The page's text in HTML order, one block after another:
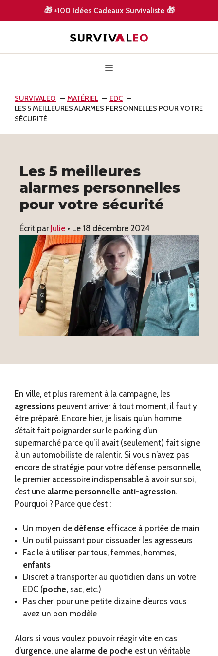
🎁+100 Idées Cadeaux Survivaliste 🎁
Menu
SURVIVALEO MATÉRIEL
EDC
LES 5 MEILLEURES ALARMES PERSONNELLES POUR VOTRE
SÉCURITÉ
Les 5 meilleures
alarmes personnelles
pour votre sécurité
Écrit par Julie • Le 18 décembre 2024
En ville, et plus rarement à la campagne, les
agressions peuvent arriver à tout moment, il faut y
être préparé. Encore hier, je lisais qu’un homme
s’était fait poignarder sur le parking d’un
supermarché parce qu’il avait (seulement) fait signe
à un automobiliste de ralentir. Si vous n’avez pas
encore de stratégie pour votre défense personnelle,
le premier accessoire indispensable à avoir sur soi,
c’est une alarme personnelle anti-agression.
Pourquoi ? Parce que c’est :
Un moyen de défense efficace à portée de main
Un outil puissant pour dissuader les agresseurs
Facile à utiliser par tous, femmes, hommes,
enfants
Discret à transporter au quotidien dans un votre
EDC (poche, sac, etc.)
Pas cher, pour une petite dizaine d’euros vous
avez un bon modèle
Alors si vous voulez pouvoir réagir vite en cas
d’urgence, une alarme de poche est un véritable